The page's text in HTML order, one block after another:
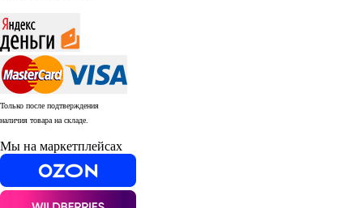
Только после подтверждения
наличия товара на складе.
Мы на маркетплейсах